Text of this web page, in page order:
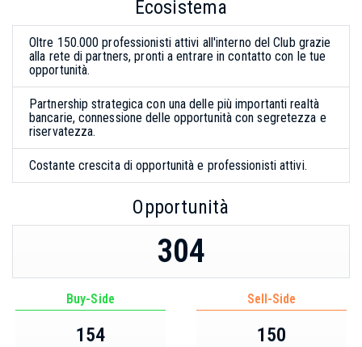
Ecosistema
Oltre 150.000 professionisti attivi all'interno del Club grazie
alla rete di partners, pronti a entrare in contatto con le tue
opportunità.
Partnership strategica con una delle più importanti realtà
bancarie, connessione delle opportunità con segretezza e
riservatezza.
Costante crescita di opportunità e professionisti attivi.
Opportunità
304
Buy-Side
154
Sell-Side
150